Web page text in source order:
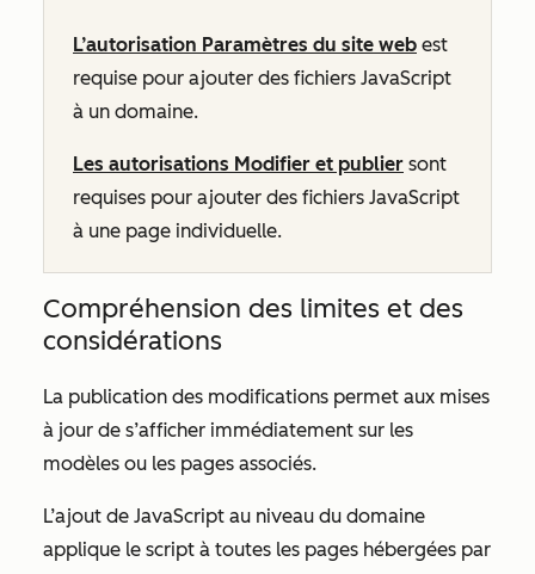
L’autorisation Paramètres du site web est
requise pour ajouter des fichiers JavaScript
à un domaine.
Les autorisations Modifier et publier sont
requises pour ajouter des fichiers JavaScript
à une page individuelle.
Compréhension des limites et des
considérations
La publication des modifications permet aux mises
à jour de s’afficher immédiatement sur les
modèles ou les pages associés.
L’ajout de JavaScript au niveau du domaine
applique le script à toutes les pages hébergées par